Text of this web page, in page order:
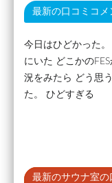
最新の口コミコメ
今日はひどかった
にいた どこかの
況をみたら どう思
た。 ひどすぎる
最新のサウナ室の